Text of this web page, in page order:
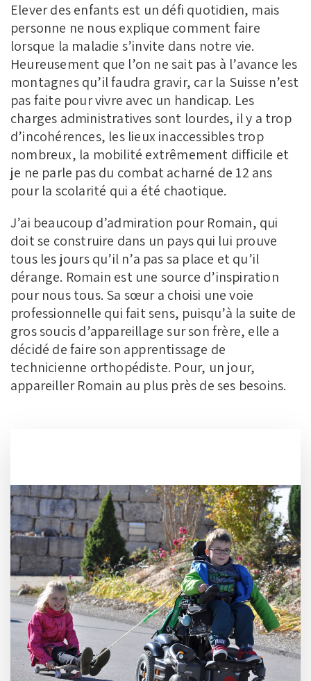
Elever des enfants est un défi quotidien, mais
personne ne nous explique comment faire
lorsque la maladie s’invite dans notre vie.
Heureusement que l’on ne sait pas à l’avance les
montagnes qu’il faudra gravir, car la Suisse n’est
pas faite pour vivre avec un handicap. Les
charges administratives sont lourdes, il y a trop
d’incohérences, les lieux inaccessibles trop
nombreux, la mobilité extrêmement difficile et
je ne parle pas du combat acharné de 12 ans
pour la scolarité qui a été chaotique.
J’ai beaucoup d’admiration pour Romain, qui
doit se construire dans un pays qui lui prouve
tous les jours qu’il n’a pas sa place et qu’il
dérange. Romain est une source d’inspiration
pour nous tous. Sa sœur a choisi une voie
professionnelle qui fait sens, puisqu’à la suite de
gros soucis d’appareillage sur son frère, elle a
décidé de faire son apprentissage de
technicienne orthopédiste. Pour, un jour,
appareiller Romain au plus près de ses besoins.